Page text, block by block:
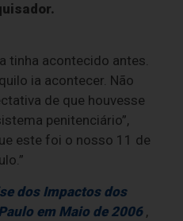
tinha acontecido antes.
ia acontecer. Não
de que houvesse
penitenciário”,
este foi o nosso 11 de
dos Impactos dos
em Maio de 2006 ,